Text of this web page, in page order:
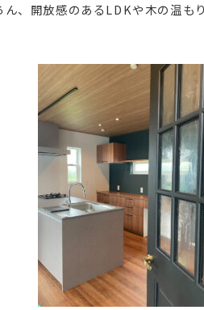
、開放感のあるLDKや木の温